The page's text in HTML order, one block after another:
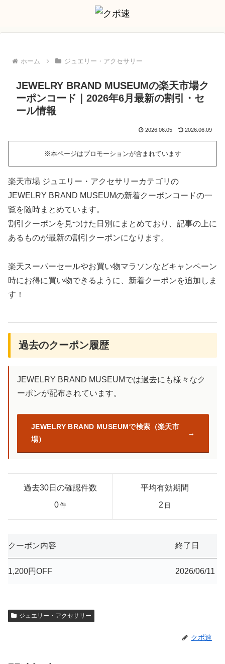
ホーム ジュエリー・アクセサリー
JEWELRY BRAND MUSEUMの楽天市場ク
ーポンコード｜2026年6月最新の割引・セ
ール情報
2026.06.05 2026.06.09
※本ページはプロモーションが含まれています
楽天市場 ジュエリー・アクセサリーカテゴリの
JEWELRY BRAND MUSEUMの新着クーポンコードの一
覧を随時まとめています。
割引クーポンを見つけた日別にまとめており、記事の上に
あるものが最新の割引クーポンになります。
楽天スーパーセールやお買い物マラソンなどキャンペーン
時にお得に買い物できるように、新着クーポンを追加しま
す！
過去のクーポン履歴
JEWELRY BRAND MUSEUMでは過去にも様々なク
ーポンが配布されています。
JEWELRY BRAND MUSEUMで検索（楽天市
場）
過去30日の確認件数
0件
平均有効期間
2 日
クーポン内容 終了日
1,200円OFF 2026/06/11
ジュエリー・アクセサリー
クポ速